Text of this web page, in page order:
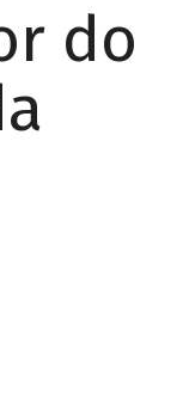
do